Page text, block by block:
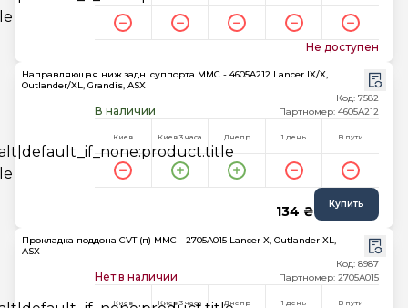
Не доступен
Направляющая ниж.задн. суппорта MMC - 4605A212 Lancer IX/X,
Outlander/XL, Grandis, ASX
В наличии
Код: 7582
Партномер: 4605A212
Киев Киев 3 часа Днепр 1 день В пути
134 ₴ Купить
Прокладка поддона CVT (п) MMC - 2705A015 Lancer X, Outlander XL,
ASX
Нет в наличии
Код: 8987
Партномер: 2705A015
Киев Киев 3 часа Днепр 1 день В пути